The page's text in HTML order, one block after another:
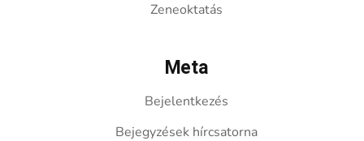
Zeneoktatás
Meta
Bejelentkezés
Bejegyzések hírcsatorna